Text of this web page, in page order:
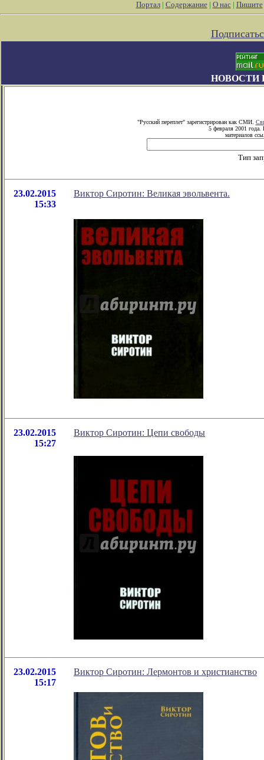
Портал| Содержание| О нас| Пишите
НОВОСТИ
"Русский переплет" зарегистрирован как СМИ.
5 февраля 2001 года.
материалов
Тип
23.02.2015
15:33
Виктор Сиротин: Великая эвольвента.
23.02.2015
15:27
Виктор Сиротин: Цепи свободы
23.02.2015
15:17
Виктор Сиротин: Лермонтов и христианство